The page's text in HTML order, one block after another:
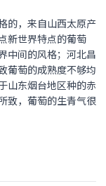
的，来自山西太原产
新世界特点的葡萄
中间的风格；河北昌
葡萄的成熟度不够均
山东烟台地区种的赤
致，葡萄的生青气很